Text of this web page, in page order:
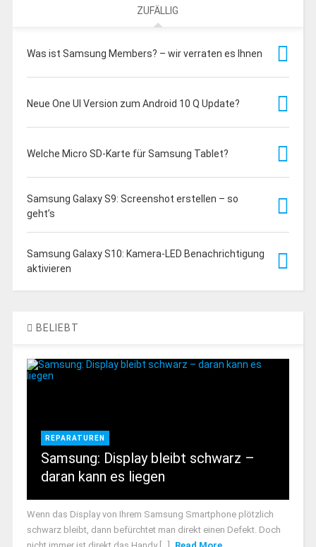
ZUFÄLLIG
Was ist Samsung Members? – wir verraten es Ihnen
Neue One UI Version zum Android 10 Q Update?
Welche Micro SD-Karte für Samsung Tablet?
Samsung Galaxy S9: Screenshot erstellen – so
geht’s
Samsung Galaxy S10: Kamera-LED Benachrichtigung
aktivieren
BELIEBT
REPARATUREN
Samsung: Display bleibt schwarz –
daran kann es liegen
Wenn das Display von Ihrem Samsung Smartphone plötzlich
schwarz bleibt, dann befürchtet man direkt einen Defekt. Doch